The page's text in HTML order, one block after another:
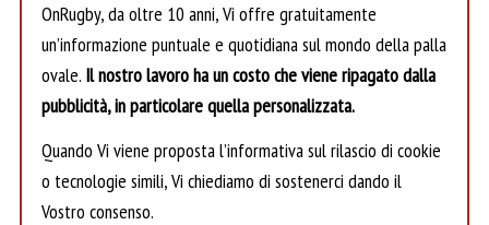
OnRugby, da oltre 10 anni, Vi offre gratuitamente
un’informazione puntuale e quotidiana sul mondo della palla
ovale. Il nostro lavoro ha un costo che viene ripagato dalla
pubblicità, in particolare quella personalizzata.
Quando Vi viene proposta l’informativa sul rilascio di cookie
o tecnologie simili, Vi chiediamo di sostenerci dando il
Vostro consenso.